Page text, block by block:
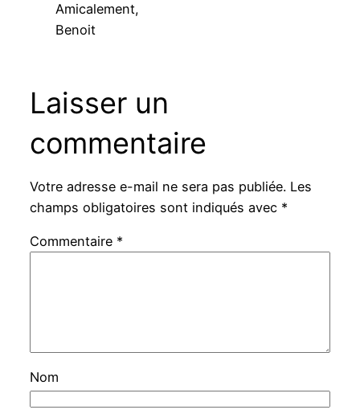
Amicalement,
Benoit
Laisser un
commentaire
Votre adresse e-mail ne sera pas publiée. Les
champs obligatoires sont indiqués avec *
Commentaire *
Nom